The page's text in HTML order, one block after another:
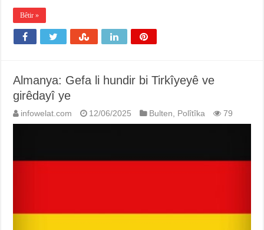
Bêtir »
Almanya: Gefa li hundir bi Tirkîyeyê ve
girêdayî ye
infowelat.com 12/06/2025 Bulten Polîtîka 79